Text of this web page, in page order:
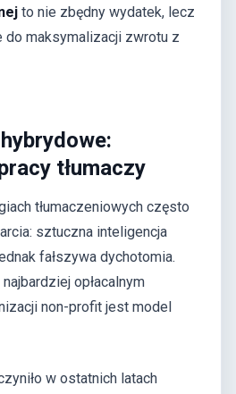
to nie zbędny wydatek, lecz
do maksymalizacji zwrotu z
tłumaczy
tłumaczeniowych często
sztuczna inteligencja
fałszywa dychotomia.
opłacalnym
non-profit jest model
w ostatnich latach